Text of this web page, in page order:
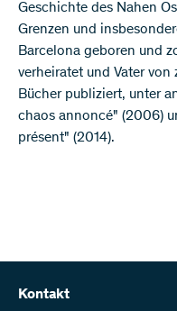
Geschichte des Nahen
Grenzen und
Barcelona geboren und
verheiratet und Vater
Bücher publiziert, unter
chaos annoncé" (2006)
présent" (2014).
Kontakt